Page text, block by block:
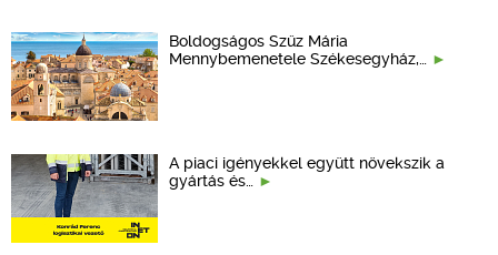
Boldogságos Szűz Mária
Mennybemenetele Székesegyház,…
A piaci igényekkel együtt növekszik a
gyártás és…